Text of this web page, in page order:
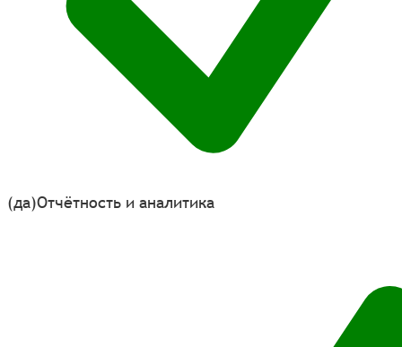
(да)Отчётность и аналитика